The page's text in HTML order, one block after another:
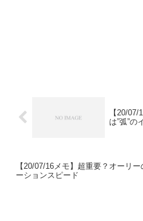
【20/
は”弧”の
【20/07/16メモ】超重要？オーリー
ーションスピード